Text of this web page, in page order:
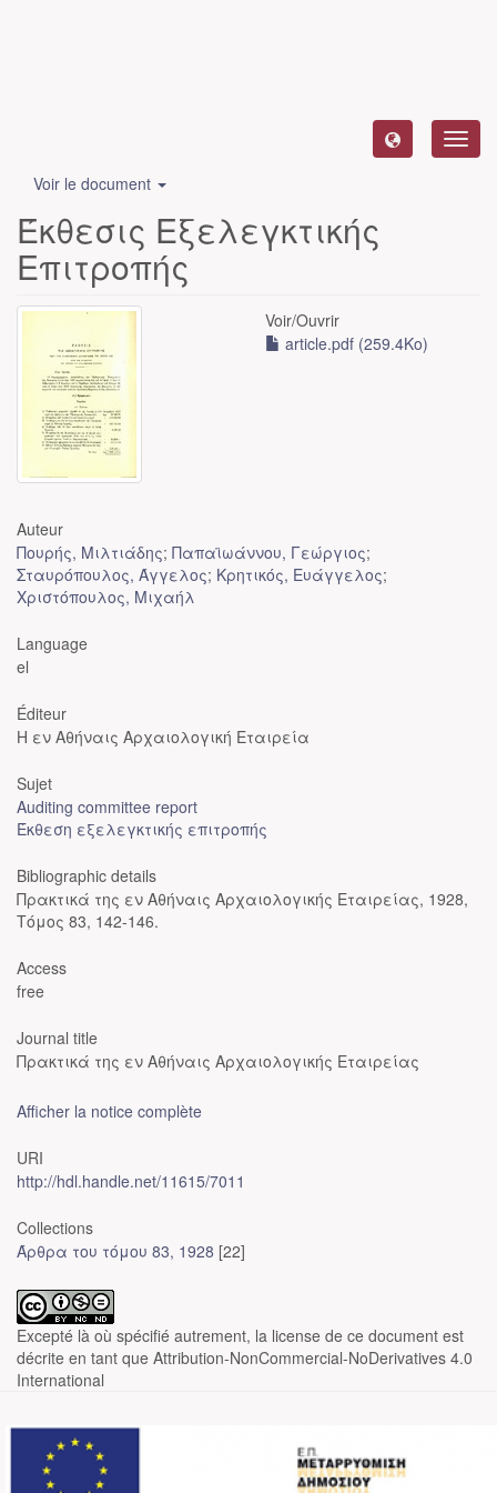
Voir le document
Έκθεσις Εξελεγκτικής
Επιτροπής
Voir/Ouvrir
article.pdf (259.4Ko)
Auteur
Πουρής, Μιλτιάδης; Παπαϊωάννου, Γεώργιος;
Σταυρόπουλος, Άγγελος; Κρητικός, Ευάγγελος;
Χριστόπουλος, Μιχαήλ
Language
el
Éditeur
Η εν Αθήναις Αρχαιολογική Εταιρεία
Sujet
Auditing committee report
Έκθεση εξελεγκτικής επιτροπής
Bibliographic details
Πρακτικά της εν Αθήναις Αρχαιολογικής Εταιρείας, 1928,
Τόμος 83, 142-146.
Access
free
Journal title
Πρακτικά της εν Αθήναις Αρχαιολογικής Εταιρείας
Afficher la notice complète
URI
http://hdl.handle.net/11615/7011
Collections
Άρθρα του τόμου 83, 1928 [22]
Excepté là où spécifié autrement, la license de ce document est
décrite en tant que Attribution-NonCommercial-NoDerivatives 4.0
International